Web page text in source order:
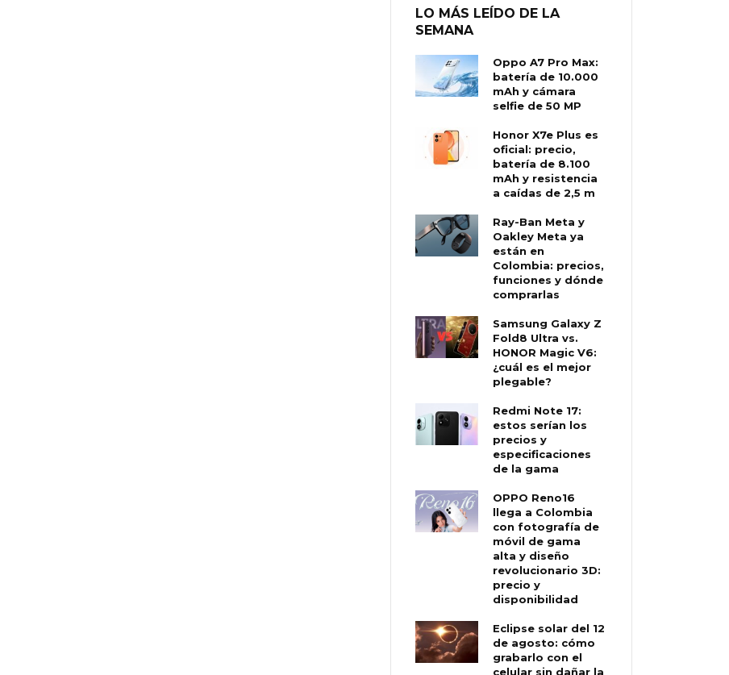
LO MÁS LEÍDO DE LA
SEMANA
Oppo A7 Pro Max:
batería de 10.000
mAh y cámara
selfie de 50 MP
Honor X7e Plus es
oficial: precio,
batería de 8.100
mAh y resistencia
a caídas de 2,5 m
Ray-Ban Meta y
Oakley Meta ya
están en
Colombia: precios,
funciones y dónde
comprarlas
Samsung Galaxy Z
Fold8 Ultra vs.
HONOR Magic V6:
¿cuál es el mejor
plegable?
Redmi Note 17:
estos serían los
precios y
especificaciones
de la gama
OPPO Reno16
llega a Colombia
con fotografía de
móvil de gama
alta y diseño
revolucionario 3D:
precio y
disponibilidad
Eclipse solar del 12
de agosto: cómo
grabarlo con el
celular sin dañar la